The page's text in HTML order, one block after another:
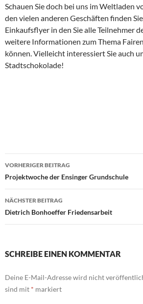
Schauen Sie doch bei uns im Weltladen
den vielen anderen Geschäften finden
Einkaufsflyer in den Sie alle Teilnehmer
weitere Informationen zum Thema
können. Vielleicht interessiert Sie auch
Stadtschokolade!
Beitragsnavigation
VORHERIGER BEITRAG
Projektwoche der Ensinger Grundschule
NÄCHSTER BEITRAG
Dietrich Bonhoeffer Friedensarbeit
SCHREIBE EINEN KOMMENTAR
Deine E-Mail-Adresse wird nicht
sind mit * markiert